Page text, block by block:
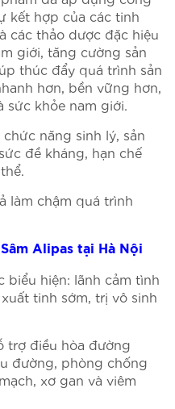
kết hợp của các tinh
các thảo dược đặc hiệu
giới, tăng cường sản
thúc đẩy quá trình sản
hơn, bền vững hơn,
sức khỏe nam giới.
năng sinh lý, sản
đề kháng, hạn chế
làm chậm quá trình
Alipas tại Hà Nội
biểu hiện: lãnh cảm tình
tinh sớm, trị vô sinh
trợ điều hòa đường
đường, phòng chống
xơ gan và viêm